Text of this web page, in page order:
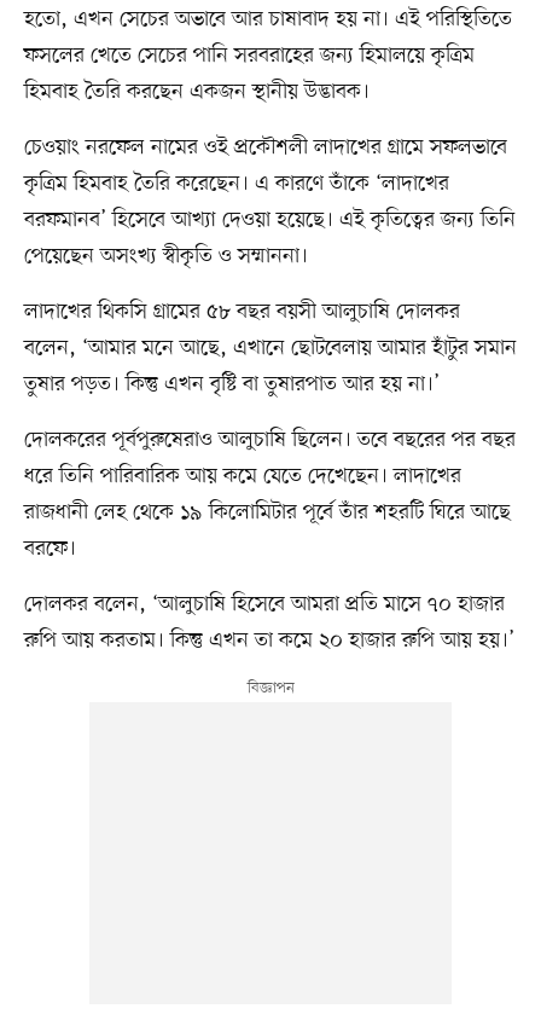
হতো, এখন সেচের অভাবে আর চাষাবাদ হয় না। এই পরিস্থিতিতে
ফসলের খেতে সেচের পানি সরবরাহের জন্য হিমালয়ে কৃত্রিম
হিমবাহ তৈরি করছেন একজন স্থানীয় উদ্ভাবক।
চেওয়াং নরফেল নামের ওই প্রকৌশলী লাদাখের গ্রামে সফলভাবে
কৃত্রিম হিমবাহ তৈরি করেছেন। এ কারণে তাঁকে ‘লাদাখের
বরফমানব’ হিসেবে আখ্যা দেওয়া হয়েছে। এই কৃতিত্বের জন্য তিনি
পেয়েছেন অসংখ্য স্বীকৃতি ও সম্মাননা।
লাদাখের থিকসি গ্রামের ৫৮ বছর বয়সী আলুচাষি দোলকর
বলেন, ‘আমার মনে আছে, এখানে ছোটবেলায় আমার হাঁটুর সমান
তুষার পড়ত। কিন্তু এখন বৃষ্টি বা তুষারপাত আর হয় না।’
দোলকরের পূর্বপুরুষেরাও আলুচাষি ছিলেন। তবে বছরের পর বছর
ধরে তিনি পারিবারিক আয় কমে যেতে দেখেছেন। লাদাখের
রাজধানী লেহ থেকে ১৯ কিলোমিটার পূর্বে তাঁর শহরটি ঘিরে আছে
বরফে।
দোলকর বলেন, ‘আলুচাষি হিসেবে আমরা প্রতি মাসে ৭০ হাজার
রুপি আয় করতাম। কিন্তু এখন তা কমে ২০ হাজার রুপি আয় হয়।’